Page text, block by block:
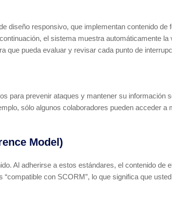
diseño responsivo, que implementan contenido
el sistema muestra automáticamente
que pueda evaluar y revisar cada punto de
para prevenir ataques y mantener su información
sólo algunos colaboradores pueden acceder
Model)
Al adherirse a estos estándares, el contenido
con SCORM”, lo que significa que